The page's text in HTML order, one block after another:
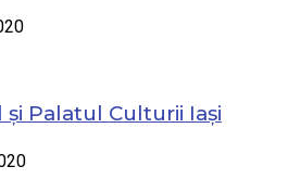
și Palatul Culturii Iași